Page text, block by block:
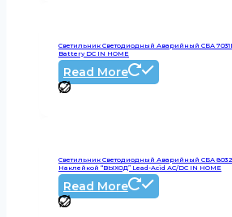
Светильник Светодиодный Аварийный СБА
Battery DC IN HOME
Read More
Светильник Светодиодный Аварийный СБА
Наклейкой “ВЫХОД” Lead-Acid АС/DC IN HOME
Read More